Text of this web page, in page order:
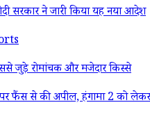
सरकार ने जारी किया यह नया आदेश
जुड़े रोमांचक और मजेदार किस्से
पर फैंस से की अपील, हंगामा 2 को